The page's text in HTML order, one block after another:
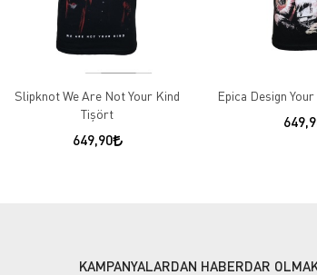
Slipknot We Are Not Your Kind
Tişört
649,90
Epica Design
KAMPANYALARDAN HABERDAR